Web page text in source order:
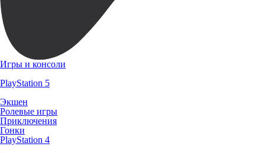
Игры и консоли
PlayStation 5
Экшен
Ролевые игры
Приключения
Гонки
PlayStation 4